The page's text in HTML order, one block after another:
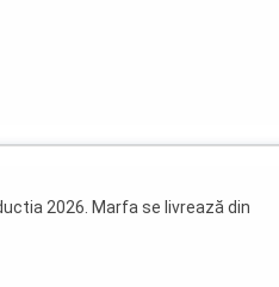
2026. Marfa se livrează din